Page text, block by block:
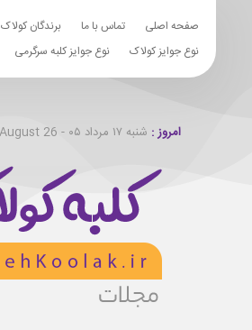
صفحه اصلی تماس با ما برندگان کولاک
نوع جوایز کولاک
نوع جوایز کلبه سرگرمی
امروز : شنبه ۱۷ مرداد ۰۵ - Saturday 8th August 26